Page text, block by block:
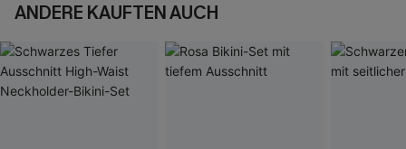
ANDERE KAUFTEN AUCH